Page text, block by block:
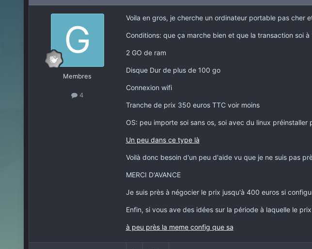
Membres
4
Voila en gros, je cherche un ordinateur portable pas cher
Conditions: que ça marche bien et que la transaction soi à
2 GO de ram
Disque Dur de plus de 100 go
Connexion wifi
Tranche de prix 350 euros TTC voir moins
OS: peu importe soi sans os, soi avec du linux préinstaller
Un peu dans ce type là
Voilà donc besoin d'un peu d'aide vu que je ne suis pas
MERCI D'AVANCE
Je suis près à négocier le prix jusqu'à 400 euros si
Enfin, si vous ave des idées sur la période à laquelle le
à peu près la meme config que sa